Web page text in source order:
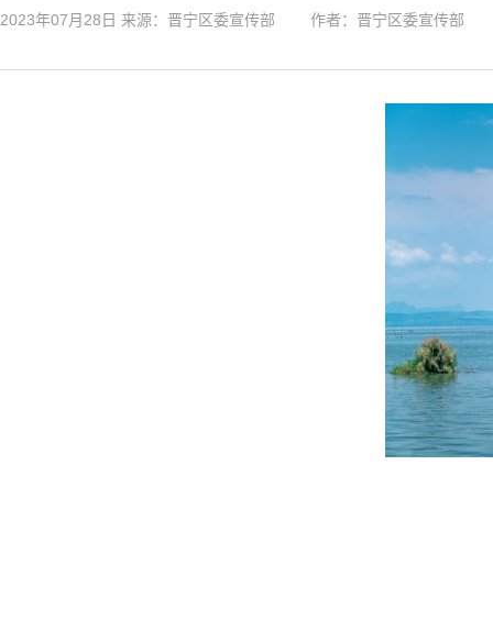
2023年07月28日 来源：晋宁区委宣传部 作者：晋宁区委宣传部